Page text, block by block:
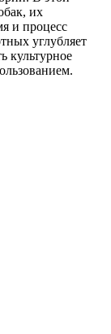
их
и процесс
углубляет
культурное